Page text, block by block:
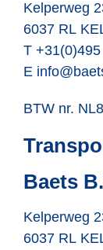
Kelperweg
6037 RL
T
E
BTW nr.
Baets
Kelperweg
6037 RL